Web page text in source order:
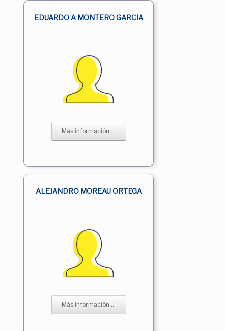
EDUARDO A MONTERO GARCIA
Más información ...
ALEJANDRO MOREAU ORTEGA
Más información ...